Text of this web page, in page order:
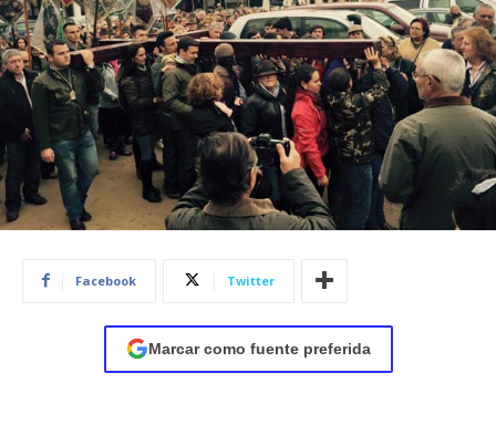
Facebook Twitter
Marcar como fuente preferida